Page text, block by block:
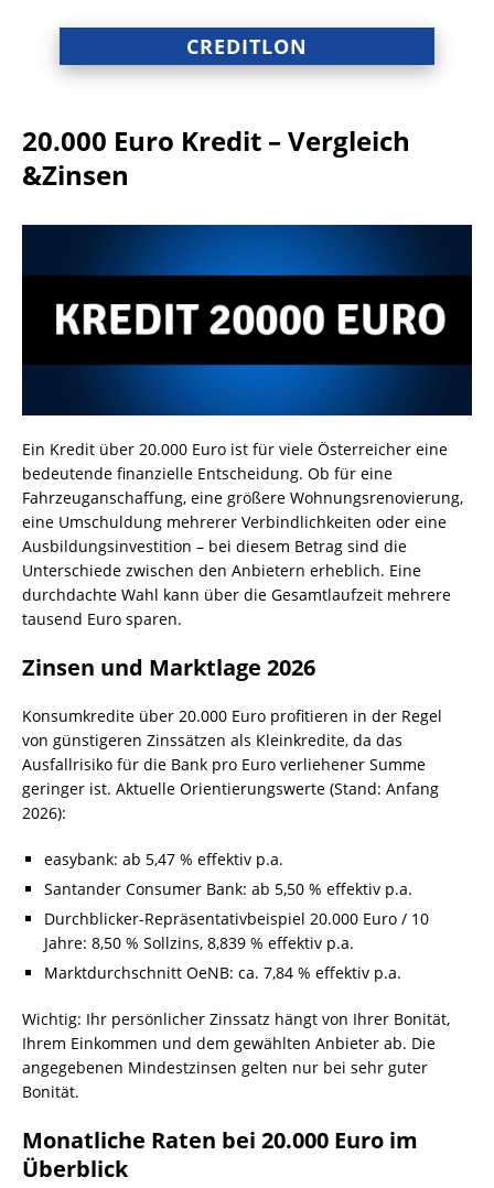
CREDITLON
20.000 Euro Kredit – Vergleich
&Zinsen
Ein Kredit über 20.000 Euro ist für viele Österreicher eine
bedeutende finanzielle Entscheidung. Ob für eine
Fahrzeuganschaffung, eine größere Wohnungsrenovierung,
eine Umschuldung mehrerer Verbindlichkeiten oder eine
Ausbildungsinvestition – bei diesem Betrag sind die
Unterschiede zwischen den Anbietern erheblich. Eine
durchdachte Wahl kann über die Gesamtlaufzeit mehrere
tausend Euro sparen.
Zinsen und Marktlage 2026
Konsumkredite über 20.000 Euro profitieren in der Regel
von günstigeren Zinssätzen als Kleinkredite, da das
Ausfallrisiko für die Bank pro Euro verliehener Summe
geringer ist. Aktuelle Orientierungswerte (Stand: Anfang
2026):
easybank: ab 5,47 % effektiv p.a.
Santander Consumer Bank: ab 5,50 % effektiv p.a.
Durchblicker-Repräsentativbeispiel 20.000 Euro / 10
Jahre: 8,50 % Sollzins, 8,839 % effektiv p.a.
Marktdurchschnitt OeNB: ca. 7,84 % effektiv p.a.
Wichtig: Ihr persönlicher Zinssatz hängt von Ihrer Bonität,
Ihrem Einkommen und dem gewählten Anbieter ab. Die
angegebenen Mindestzinsen gelten nur bei sehr guter
Bonität.
Monatliche Raten bei 20.000 Euro im
Überblick